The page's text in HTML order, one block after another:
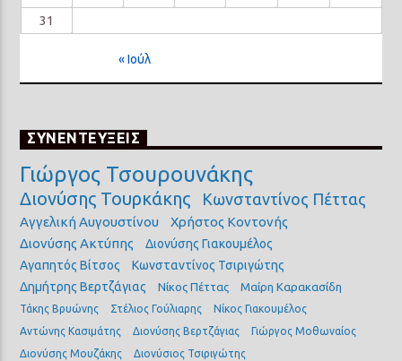
31
« Ιούλ
ΣΥΝΕΝΤΕΥΞΕΙΣ
Γιώργος Τσουρουνάκης
Διονύσης Τουρκάκης Κωνσταντίνος Πέττας
Αγγελική Αυγουστίνου
Χρήστος Κοντονής
Διονύσης Ακτύπης
Διονύσης Γιακουμέλος
Αγαπητός Βίτσος
Κωνσταντίνος Τσιριγώτης
Δημήτρης Βερτζάγιας
Νίκος Πέττας Μαίρη Καρακασίδη
Τάκης Βρυώνης Στέλιος Γούλιαρης
Νίκος Γιακουμέλος
Αντώνης Κασιμάτης
Διονύσης Βερτζάγιας
Γιώργος Μοθωναίος
Διονύσης Μουζάκης
Διονύσιος Τσιριγώτης